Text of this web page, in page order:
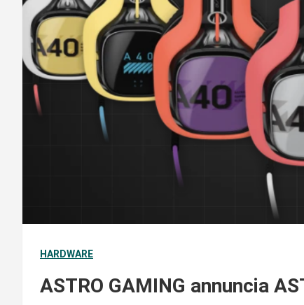
HARDWARE
ASTRO GAMING annuncia